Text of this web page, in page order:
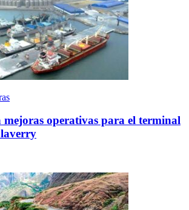
mejoras operativas para el terminal